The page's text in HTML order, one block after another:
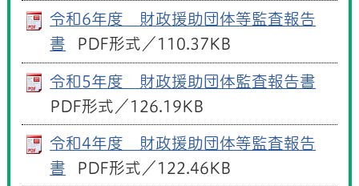
令和6年度 財政援助団体等監査報告
書
PDF形式／110.37KB
令和5年度 財政援助団体監査報告書
PDF形式／126.19KB
令和4年度 財政援助団体等監査報告
書
PDF形式／122.46KB